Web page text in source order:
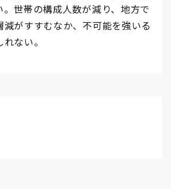
世帯の構成人数が減り、地方で
減がすすむなか、不可能を強いる
ない。